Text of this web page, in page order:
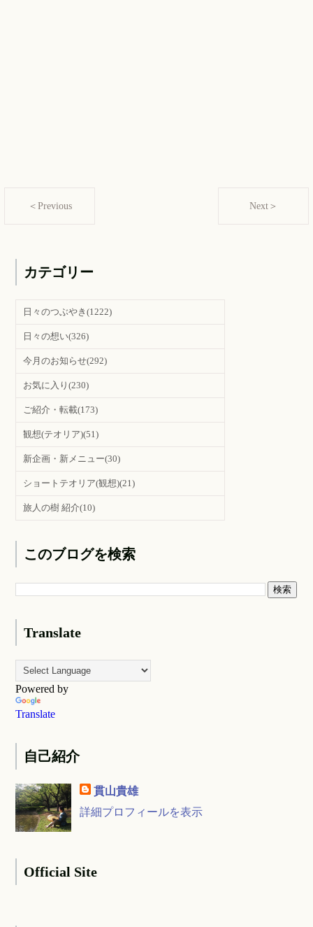
＜Previous Next＞
カテゴリー
日々のつぶやき(1222)
日々の想い(326)
今月のお知らせ(292)
お気に入り(230)
ご紹介・転載(173)
観想(テオリア)(51)
新企画・新メニュー(30)
ショートテオリア(観想)(21)
旅人の樹 紹介(10)
このブログを検索
Translate
Powered by
Translate
自己紹介
貫山貴雄
詳細プロフィールを表示
Official Site